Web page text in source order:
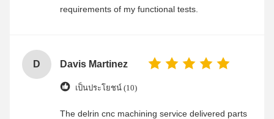
requirements of my functional tests.
D Davis Martinez
เป็นประโยชน์ (10)
The delrin cnc machining service delivered parts